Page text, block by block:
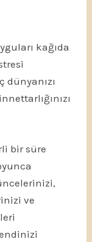
kağıda
dünyanızı
bir süre
ve